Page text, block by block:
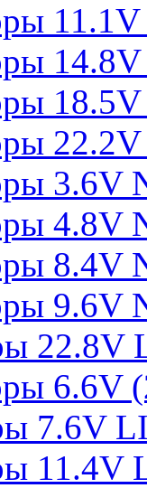
3.6V
4.8V
8.4V
9.6V
22.8V
6.6V
7.6V
11.4V